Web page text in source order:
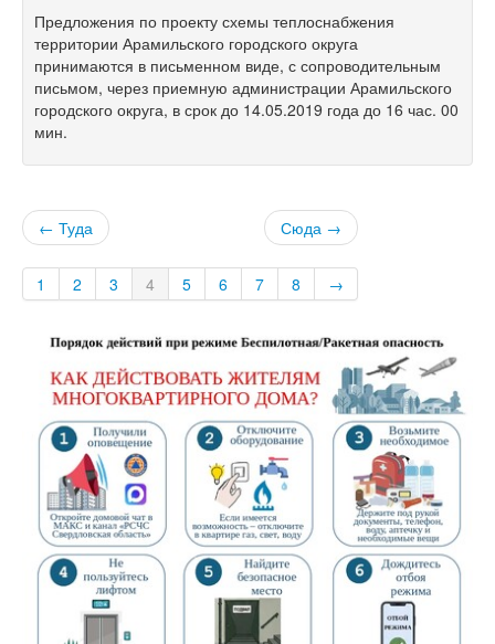
Предложения по проекту схемы теплоснабжения
территории Арамильского городского округа
принимаются в письменном виде, с сопроводительным
письмом, через приемную администрации Арамильского
городского округа, в срок до 14.05.2019 года до 16 час. 00
мин.
← Туда Сюда →
1 2 3 4 5 6 7 8 →